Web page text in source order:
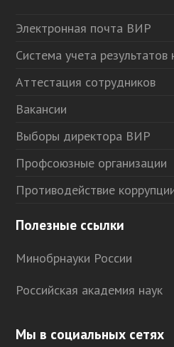
Электронная почта ВИР
Система учета
Аттестация сотрудников
Вакансии
Выборы директора ВИР
Профсоюзные организации
Противодействие
Полезные ссылки
Минобрнауки России
Российская академия наук
Мы в социальных сетях